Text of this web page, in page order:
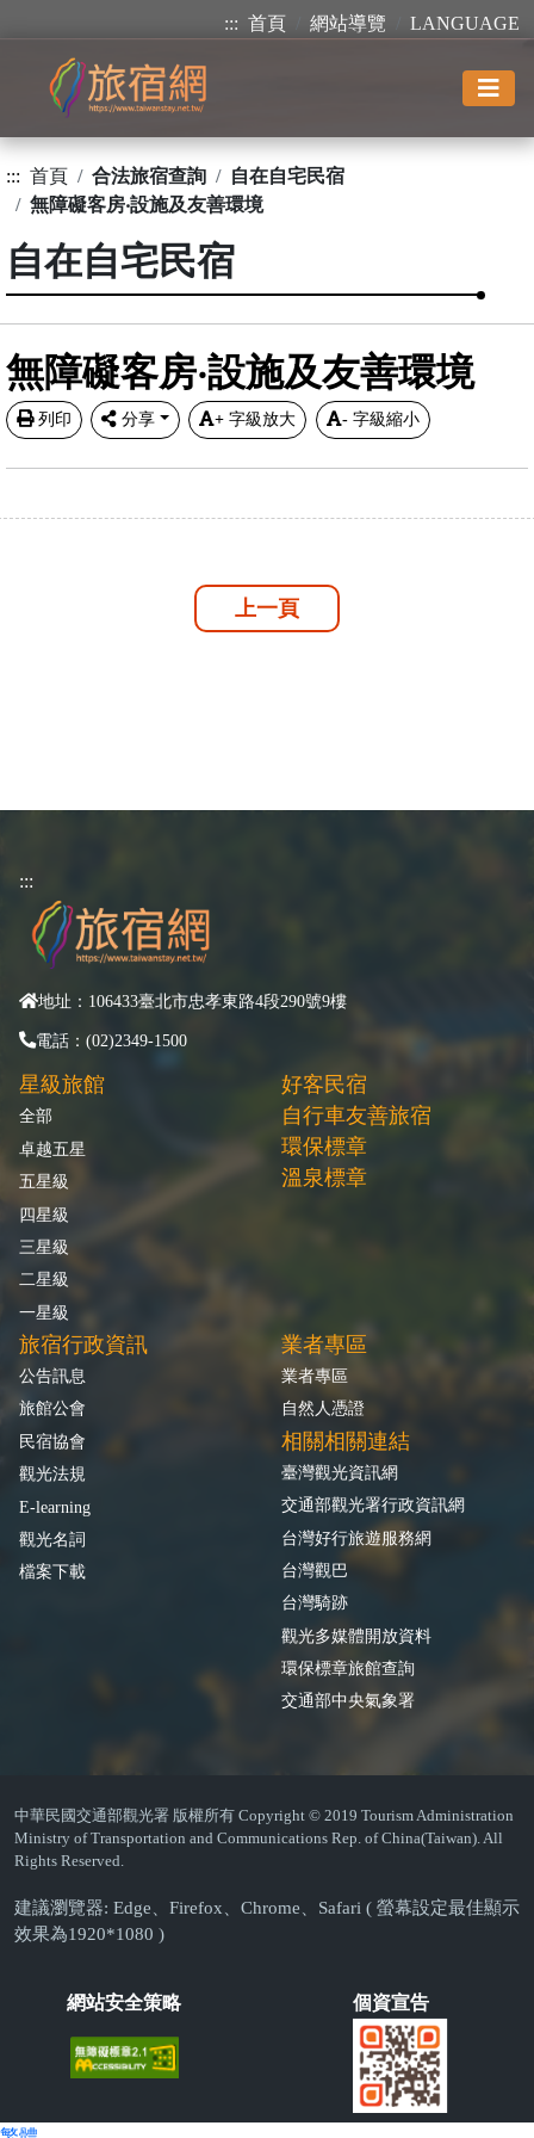
::: 首頁 網站導覽 LANGUAGE
::: 首頁 合法旅宿查詢
自在自宅民宿
無障礙客房‧設施及友善環境
自在自宅民宿
無障礙客房‧設施及友善環境
列印 分享 + 字級放大 - 字級縮小
上一頁
:::
地址：106433臺北市忠孝東路4段290號9樓
電話：(02)2349-1500
星級旅館
全部
卓越五星
五星級
四星級
三星級
二星級
一星級
好客民宿
自行車友善旅宿
環保標章
溫泉標章
旅宿行政資訊
公告訊息
旅館公會
民宿協會
觀光法規
E-learning
觀光名詞
檔案下載
業者專區
業者專區
自然人憑證
相關相關連結
臺灣觀光資訊網
交通部觀光署行政資訊網
台灣好行旅遊服務網
台灣觀巴
台灣騎跡
觀光多媒體開放資料
環保標章旅館查詢
交通部中央氣象署
中華民國交通部觀光署 版權所有 Copyright © 2019 Tourism Administration
Ministry of Transportation and Communications Rep. of China(Taiwan). All
Rights Reserved.
建議瀏覽器: Edge、Firefox、Chrome、Safari ( 螢幕設定最佳顯示
效果為1920*1080 )
網站安全策略 個資宣告